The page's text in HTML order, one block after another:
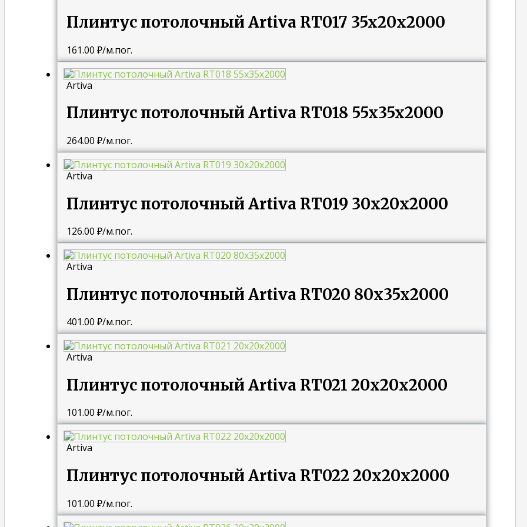
Плинтус потолочный Artiva RT017 35x20x2000
161.00 ₽/м.пог.
Artiva
Плинтус потолочный Artiva RT018 55x35x2000
264.00 ₽/м.пог.
Artiva
Плинтус потолочный Artiva RT019 30x20x2000
126.00 ₽/м.пог.
Artiva
Плинтус потолочный Artiva RT020 80x35x2000
401.00 ₽/м.пог.
Artiva
Плинтус потолочный Artiva RT021 20x20x2000
101.00 ₽/м.пог.
Artiva
Плинтус потолочный Artiva RT022 20x20x2000
101.00 ₽/м.пог.